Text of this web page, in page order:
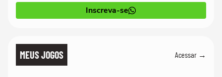
Inscreva-se
MEUS JOGOS Acessar →